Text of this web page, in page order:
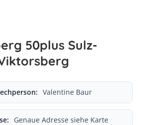
50plus Sulz-
Valentine Baur
Genaue Adresse siehe Karte